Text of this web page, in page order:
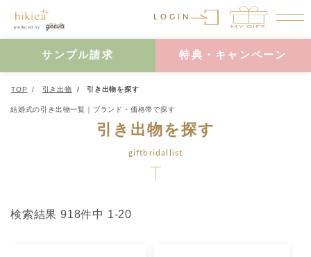
LOGIN
サンプル請求 特典・キャンペーン
TOP 引き出物 引き出物を探す
結婚式の引き出物一覧｜ブランド・価格帯で探す
引き出物を探す
giftbridallist
検索結果 918件中 1-20